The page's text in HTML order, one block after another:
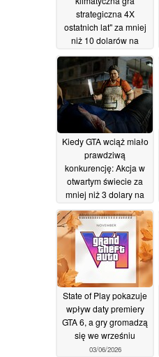
strategiczna 4X
ostatnich lat" za mniej
niż 10 dolarów na
05/06/2026
Kiedy GTA wciąż miało
prawdziwą
konkurencję: Akcja w
otwartym świecie za
mniej niż 3 dolary na
04/06/2026
State of Play pokazuje
wpływ daty premiery
GTA 6, a gry gromadzą
się we wrześniu
03/06/2026